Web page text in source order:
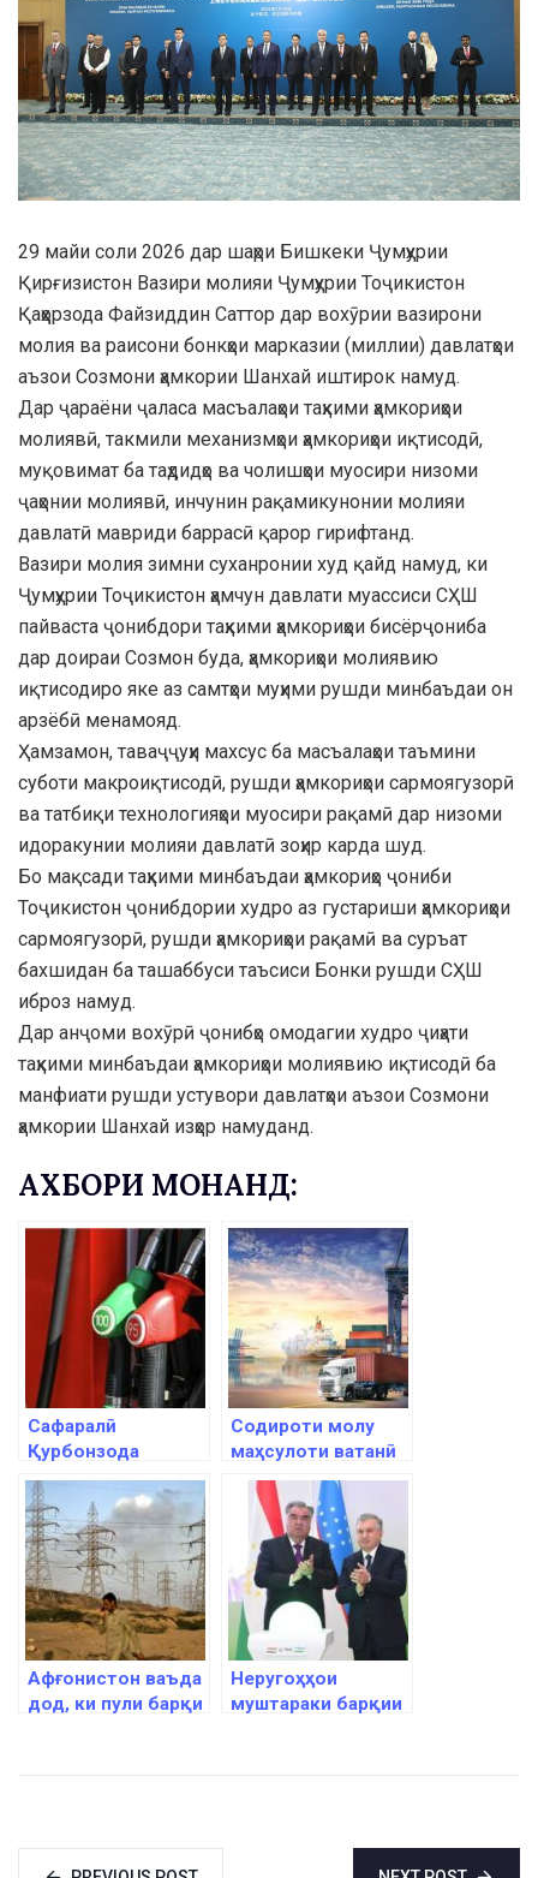
29 майи соли 2026 дар шаҳри Бишкеки Ҷумҳурии
Қирғизистон Вазири молияи Ҷумҳурии Тоҷикистон
Қаҳҳорзода Файзиддин Саттор дар вохӯрии вазирони
молия ва раисони бонкҳои марказии (миллии) давлатҳои
аъзои Созмони ҳамкории Шанхай иштирок намуд.
Дар ҷараёни ҷаласа масъалаҳои таҳкими ҳамкориҳои
молиявӣ, такмили механизмҳои ҳамкориҳои иқтисодӣ,
муқовимат ба таҳдидҳо ва чолишҳои муосири низоми
ҷаҳонии молиявӣ, инчунин рақамикунонии молияи
давлатӣ мавриди баррасӣ қарор гирифтанд.
Вазири молия зимни суханронии худ қайд намуд, ки
Ҷумҳурии Тоҷикистон ҳамчун давлати муассиси СҲШ
пайваста ҷонибдори таҳкими ҳамкориҳои бисёрҷониба
дар доираи Созмон буда, ҳамкориҳои молиявию
иқтисодиро яке аз самтҳои муҳими рушди минбаъдаи он
арзёбӣ менамояд.
Ҳамзамон, таваҷҷуҳи махсус ба масъалаҳои таъмини
суботи макроиқтисодӣ, рушди ҳамкориҳои сармоягузорӣ
ва татбиқи технологияҳои муосири рақамӣ дар низоми
идоракунии молияи давлатӣ зоҳир карда шуд.
Бо мақсади таҳкими минбаъдаи ҳамкориҳо ҷониби
Тоҷикистон ҷонибдории худро аз густариши ҳамкориҳои
сармоягузорӣ, рушди ҳамкориҳои рақамӣ ва суръат
бахшидан ба ташаббуси таъсиси Бонки рушди СҲШ
иброз намуд.
Дар анҷоми вохӯрӣ ҷонибҳо омодагии худро ҷиҳати
таҳкими минбаъдаи ҳамкориҳои молиявию иқтисодӣ ба
манфиати рушди устувори давлатҳои аъзои Созмони
ҳамкории Шанхай изҳор намуданд.
АХБОРИ МОНАНД:
Сафаралӣ
Қурбонзода
болоравии нархи
маҳсулоти
нафтиро шарҳ дод
Содироти молу
маҳсулоти ватанӣ
ба давлатҳои
хориҷӣ афзоиш
ёфтааст
Афғонистон ваъда
дод, ки пули барқи
Неругоҳҳои
муштараки барқии